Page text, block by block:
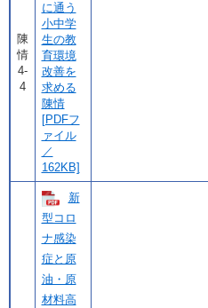
陳
情
4-
4
に通う
小中学
生の教
育環境
改善を
求める
陳情
[PDFフ
ァイル
／
162KB]
新
型コロ
ナ感染
症と原
油・原
材料高